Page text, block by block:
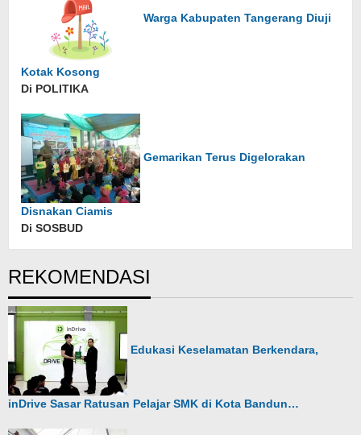
Warga Kabupaten Tangerang Diuji
Kotak Kosong
Di POLITIKA
Gemarikan Terus Digelorakan
Disnakan Ciamis
Di SOSBUD
REKOMENDASI
Edukasi Keselamatan Berkendara,
inDrive Sasar Ratusan Pelajar SMK di Kota Bandun…